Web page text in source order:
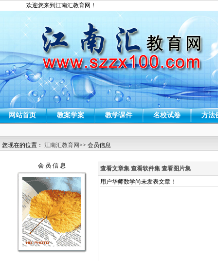
欢迎您来到江南汇教育网！
网站首页 教案学案 教学课件 名校试卷 方法
您现在的位置： 江南汇教育网>> 会员信息
会 员 信 息 查看文章集 查看软件集 查看图片集
用户华师数学尚未发表文章！